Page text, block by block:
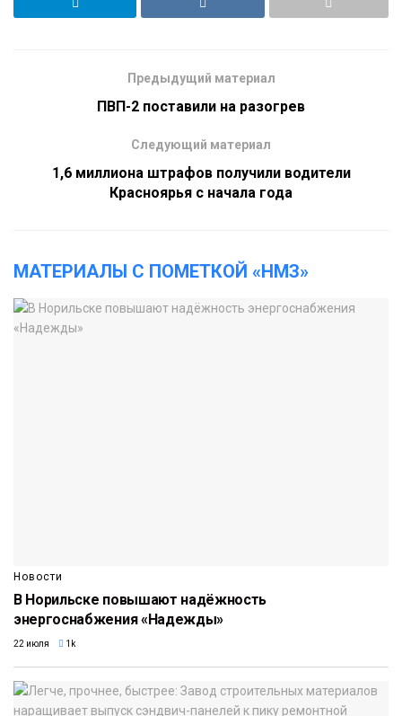
Предыдущий материал
ПВП-2 поставили на разогрев
Следующий материал
1,6 миллиона штрафов получили водители
Красноярья с начала года
МАТЕРИАЛЫ С ПОМЕТКОЙ «НМЗ»
Новости
В Норильске повышают надёжность
энергоснабжения «Надежды»
22 июля 1k